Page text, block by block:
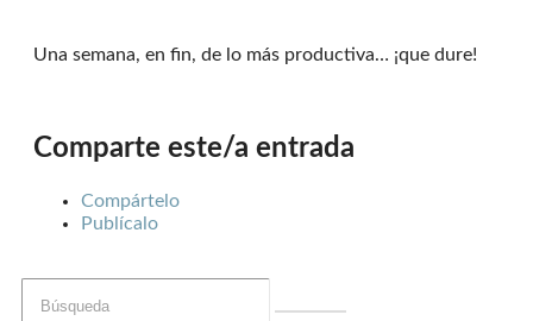
Una semana, en fin, de lo más productiva… ¡que dure!
Comparte este/a entrada
Compártelo
Publícalo